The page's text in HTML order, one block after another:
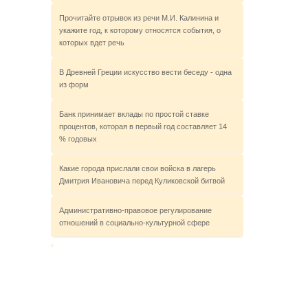
Прочитайте отрывок из речи М.И. Калинина и
укажите год, к которому относятся события, о
которых вдет речь
В Древней Греции искусство вести беседу - одна
из форм
Банк принимает вклады по простой ставке
процентов, которая в первый год составляет 14
% годовых
Какие города прислали свои войска в лагерь
Дмитрия Ивановича перед Куликовской битвой
Административно-правовое регулирование
отношений в социально-культурной сфере